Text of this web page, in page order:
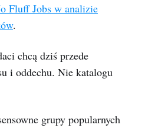
Fluff Jobs w analizie
.
chcą dziś przede
i oddechu. Nie katalogu
grupy popularnych